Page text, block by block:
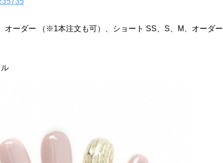
オーダー （※1本注文も可）、ショート SS、S、M、オーダー